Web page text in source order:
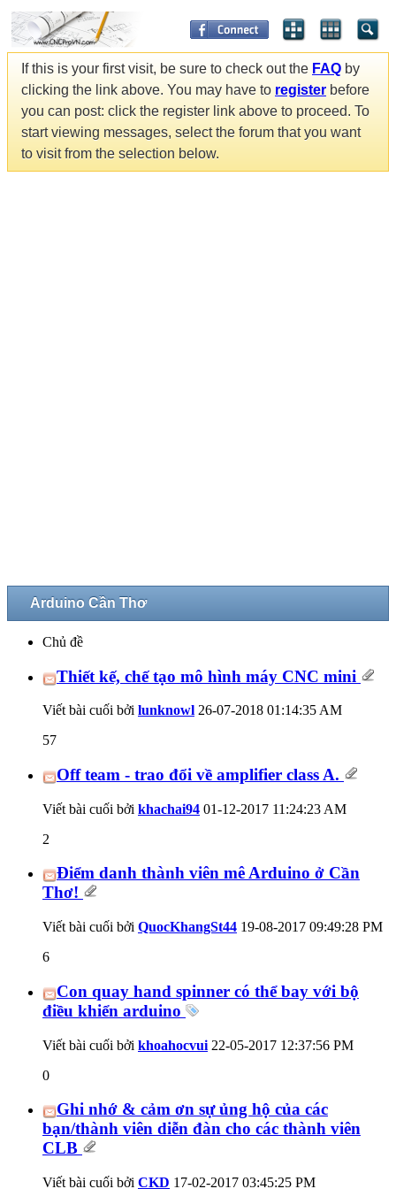
If this is your first visit, be sure to check out the FAQ by
clicking the link above. You may have to register before
you can post: click the register link above to proceed. To
start viewing messages, select the forum that you want
to visit from the selection below.
Arduino Cần Thơ
Chủ đề
Thiết kế, chế tạo mô hình máy CNC mini
Viết bài cuối bởi lunknowl 26-07-2018 01:14:35 AM
57
Off team - trao đổi về amplifier class A.
Viết bài cuối bởi khachai94 01-12-2017 11:24:23 AM
2
Điểm danh thành viên mê Arduino ở Cần
Thơ!
Viết bài cuối bởi QuocKhangSt44 19-08-2017 09:49:28 PM
6
Con quay hand spinner có thể bay với bộ
điều khiển arduino
Viết bài cuối bởi khoahocvui 22-05-2017 12:37:56 PM
0
Ghi nhớ & cảm ơn sự ủng hộ của các
bạn/thành viên diễn đàn cho các thành viên
CLB
Viết bài cuối bởi CKD 17-02-2017 03:45:25 PM